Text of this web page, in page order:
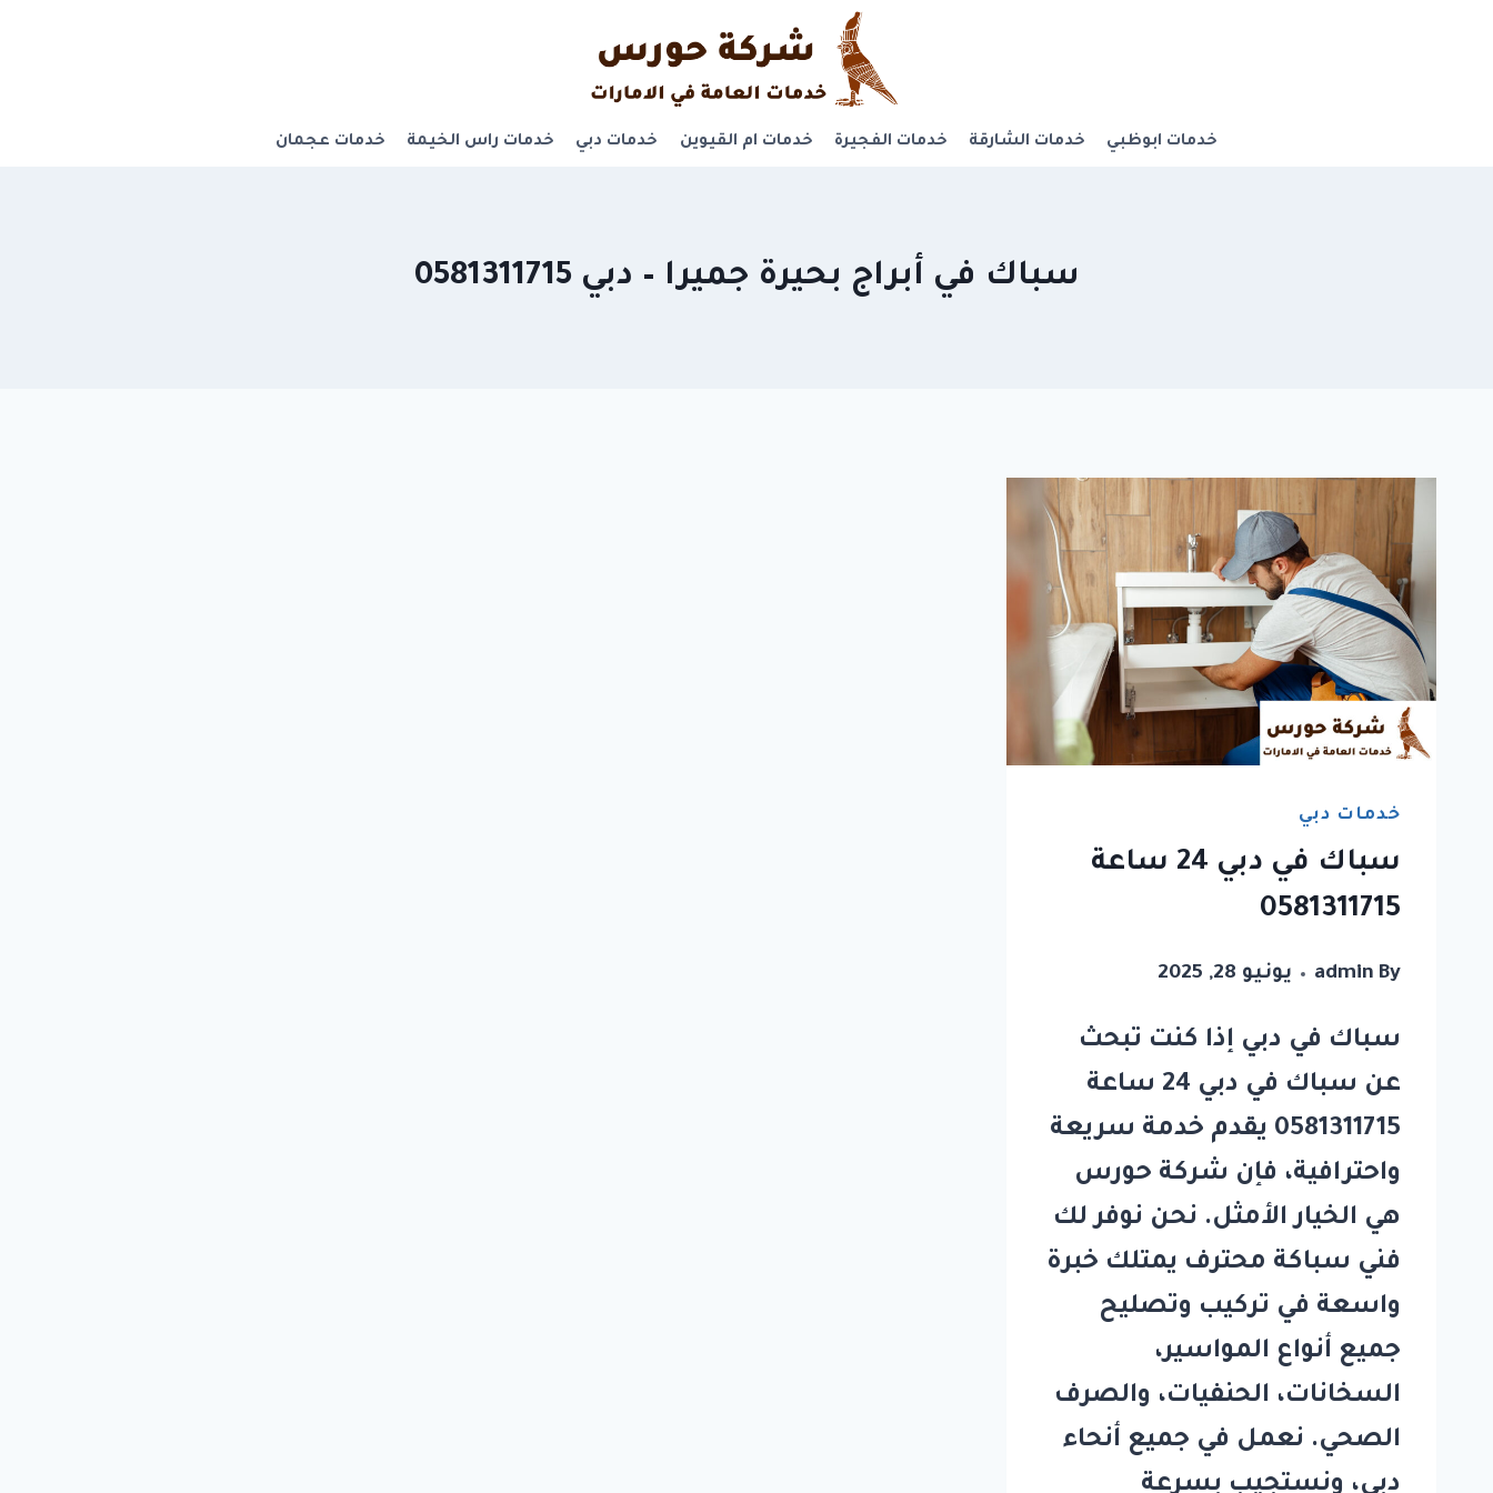
خدمات ابوظبي خدمات الشارقة خدمات الفجيرة خدمات ام القيوين خدمات دبي خدمات راس الخيمة خدمات عجمان
سباك في أبراج بحيرة جميرا – دبي 0581311715
خدمات دبي
سباك في دبي 24 ساعة
0581311715
By
admin يونيو 28, 2025
سباك في دبي إذا كنت تبحث
عن سباك في دبي 24 ساعة
0581311715 يقدم خدمة سريعة
واحترافية، فإن شركة حورس
هي الخيار الأمثل. نحن نوفر لك
فني سباكة محترف يمتلك خبرة
واسعة في تركيب وتصليح
جميع أنواع المواسير،
السخانات، الحنفيات، والصرف
الصحي. نعمل في جميع أنحاء
دبي، ونستجيب بسرعة